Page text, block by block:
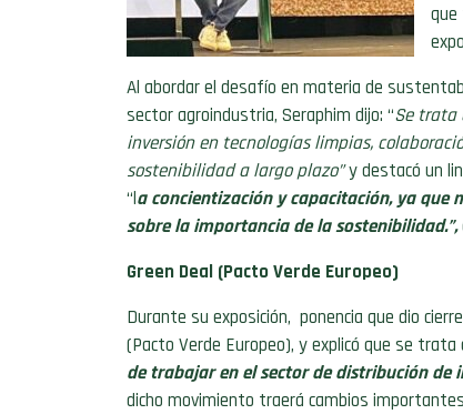
que
Al abordar el desafío en materia de
sector agroindustria, Seraphim dijo: “Se trata
inversión en tecnologías limpias,
sostenibilidad a largo plazo”y destacó un
“la concientización y capacitación, ya que
sobre la importancia de la sostenibilidad.”,
Green Deal (Pacto Verde Europeo)
Durante su exposición, ponencia que dio
(Pacto Verde Europeo), y explicó que se
de trabajar en el sector de distribución de
dicho movimiento traerá cambios